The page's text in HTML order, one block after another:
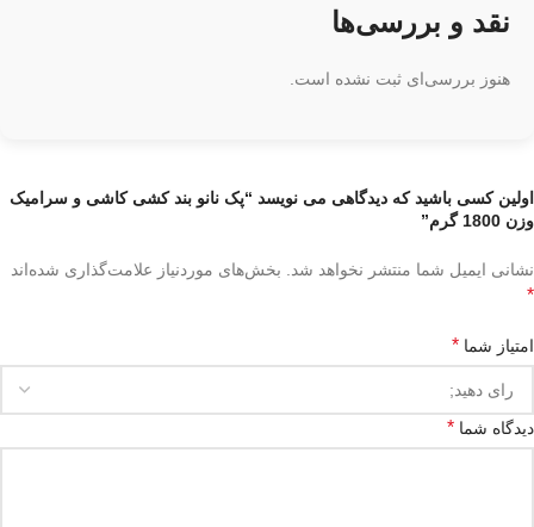
نقد و بررسی‌ها
هنوز بررسی‌ای ثبت نشده است.
اولین کسی باشید که دیدگاهی می نویسد “پک نانو بند کشی کاشی و سرامیک
وزن 1800 گرم”
نشانی ایمیل شما منتشر نخواهد شد. بخش‌های موردنیاز علامت‌گذاری شده‌اند
*
امتیاز شما *
دیدگاه شما *